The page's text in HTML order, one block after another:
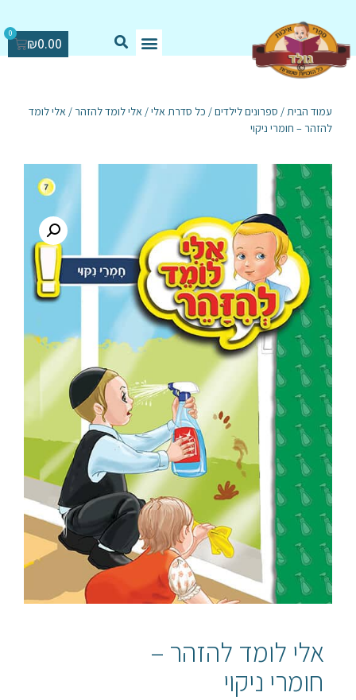
₪0.00
0
עמוד הבית/ ספרונים לילדים/ כל סדרת אלי/ אלי לומד להזהר / אלי לומד
להזהר – חומרי ניקוי
אלי לומד להזהר –
חומרי ניקוי